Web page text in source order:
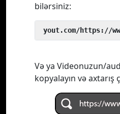
bilərsiniz:
yout.com/https://
Və ya Videonuzun/
kopyalayın və axtarış